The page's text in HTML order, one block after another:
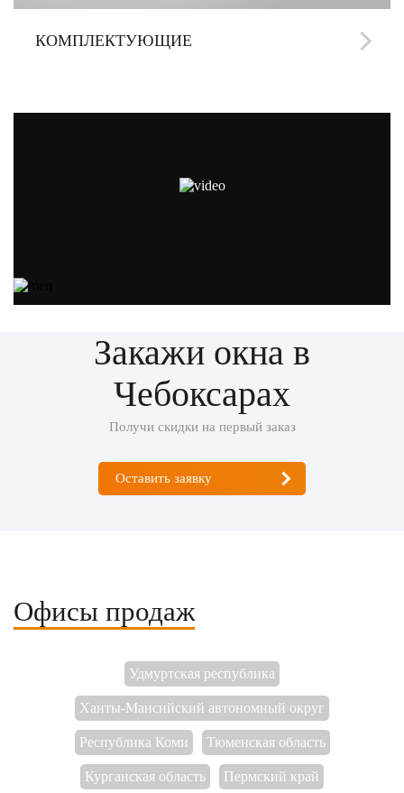
КОМПЛЕКТУЮЩИЕ
Закажи окна в
Чебоксарах
Получи скидки на первый заказ
Оставить заявку
Офисы продаж
Удмуртская республика
Ханты-Мансийский автономный округ
Республика Коми Тюменская область
Курганская область Пермский край